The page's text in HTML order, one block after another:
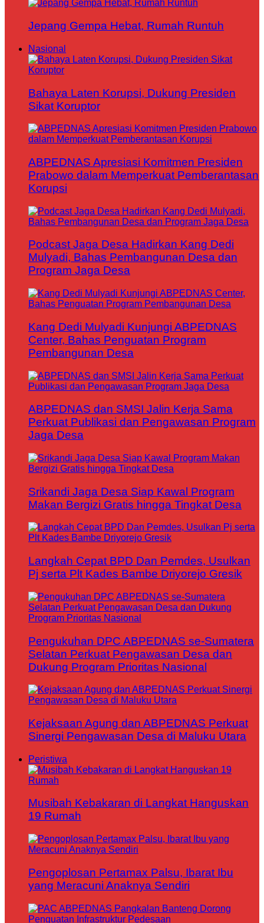
Jepang Gempa Hebat, Rumah Runtuh
Nasional
Bahaya Laten Korupsi, Dukung Presiden
Sikat Koruptor
ABPEDNAS Apresiasi Komitmen Presiden
Prabowo dalam Memperkuat Pemberantasan
Korupsi
Podcast Jaga Desa Hadirkan Kang Dedi
Mulyadi, Bahas Pembangunan Desa dan
Program Jaga Desa
Kang Dedi Mulyadi Kunjungi ABPEDNAS
Center, Bahas Penguatan Program
Pembangunan Desa
ABPEDNAS dan SMSI Jalin Kerja Sama
Perkuat Publikasi dan Pengawasan Program
Jaga Desa
Srikandi Jaga Desa Siap Kawal Program
Makan Bergizi Gratis hingga Tingkat Desa
Langkah Cepat BPD Dan Pemdes, Usulkan
Pj serta Plt Kades Bambe Driyorejo Gresik
Pengukuhan DPC ABPEDNAS se-Sumatera
Selatan Perkuat Pengawasan Desa dan
Dukung Program Prioritas Nasional
Kejaksaan Agung dan ABPEDNAS Perkuat
Sinergi Pengawasan Desa di Maluku Utara
Peristiwa
Musibah Kebakaran di Langkat Hanguskan
19 Rumah
Pengoplosan Pertamax Palsu, Ibarat Ibu
yang Meracuni Anaknya Sendiri